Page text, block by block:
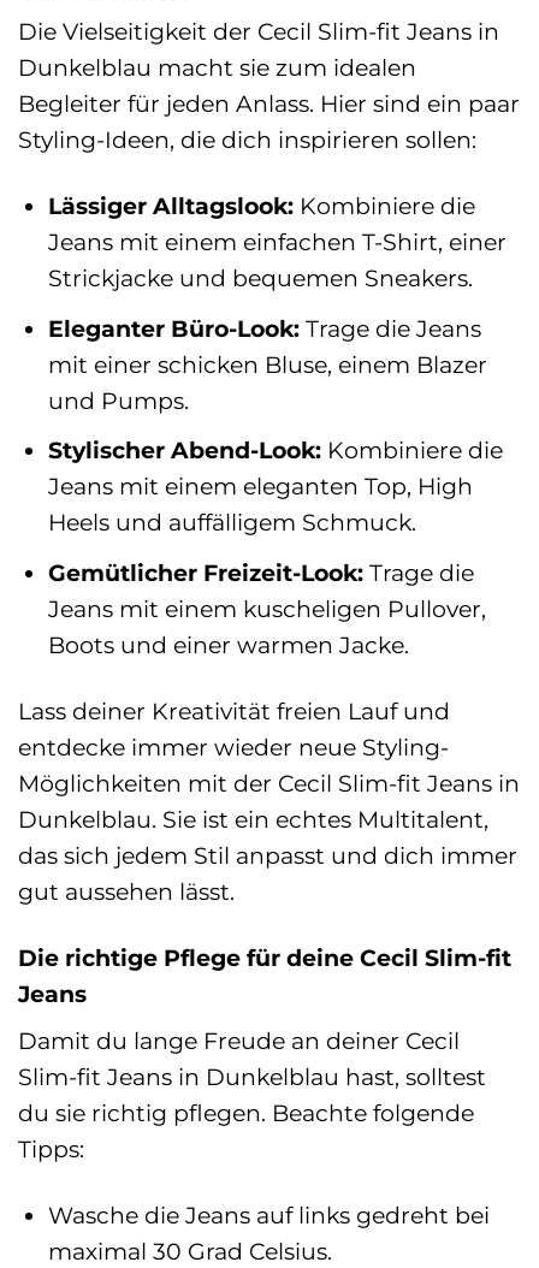
Die Vielseitigkeit der Cecil Slim-fit Jeans in
Dunkelblau macht sie zum idealen
Begleiter für jeden Anlass. Hier sind ein paar
Styling-Ideen, die dich inspirieren sollen:
Lässiger Alltagslook:Kombiniere die
Jeans mit einem einfachen T-Shirt, einer
Strickjacke und bequemen Sneakers.
Eleganter Büro-Look:Trage die Jeans
mit einer schicken Bluse, einem Blazer
und Pumps.
Stylischer Abend-Look:Kombiniere die
Jeans mit einem eleganten Top, High
Heels und auffälligem Schmuck.
Gemütlicher Freizeit-Look:Trage die
Jeans mit einem kuscheligen Pullover,
Boots und einer warmen Jacke.
Lass deiner Kreativität freien Lauf und
entdecke immer wieder neue Styling-
Möglichkeiten mit der Cecil Slim-fit Jeans in
Dunkelblau. Sie ist ein echtes Multitalent,
das sich jedem Stil anpasst und dich immer
gut aussehen lässt.
Die richtige Pflege für deine Cecil Slim-fit
Jeans
Damit du lange Freude an deiner Cecil
Slim-fit Jeans in Dunkelblau hast, solltest
du sie richtig pflegen. Beachte folgende
Tipps:
Wasche die Jeans auf links gedreht bei
maximal 30 Grad Celsius.